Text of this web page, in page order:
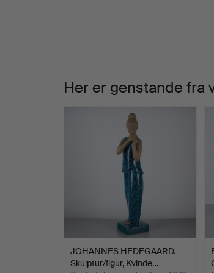
Her er genstande fra
JOHANNES HEDEGAARD.
Skulptur/figur, Kvinde…